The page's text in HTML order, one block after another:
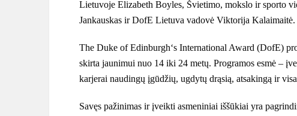
Lietuvoje Elizabeth Boyles, Švietimo, mokslo ir sporto
Jankauskas ir DofE Lietuva vadovė Viktorija Kalaimaitė.
The Duke of Edinburgh‘s International Award (DofE)
skirta jaunimui nuo 14 iki 24 metų. Programos esmė –
karjerai naudingų įgūdžių, ugdytų drąsią, atsakingą ir
Savęs pažinimas ir įveikti asmeniniai iššūkiai yra